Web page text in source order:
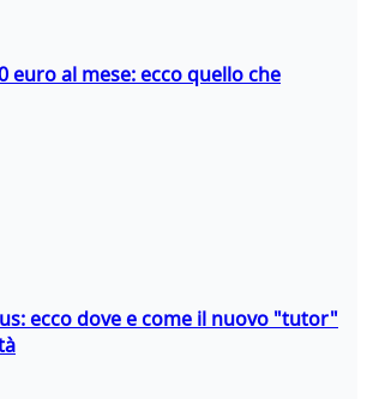
euro al mese: ecco quello che
ecco dove e come il nuovo "tutor"